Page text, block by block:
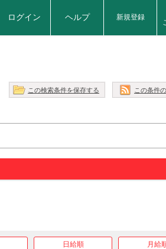
ログイン ヘルプ 新規登録
この検索条件を保存する この条件
日給順 月給